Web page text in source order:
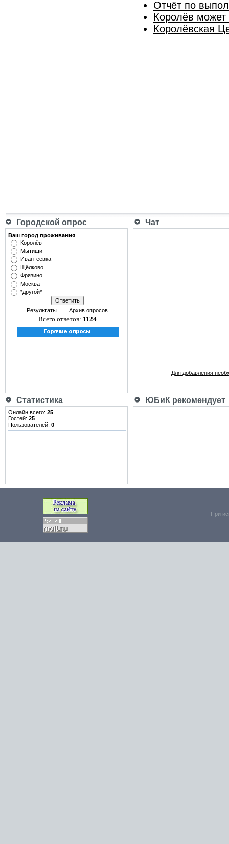
Отчёт по
Королёв может
Королёвская
Городской опрос Чат
Ваш город проживания
Королёв
Мытищи
Ивантеевка
Щёлково
Фрязино
Москва
*другой*
Результаты Архив опросов
Всего ответов: 1124
Для добавления
Статистика ЮБиК рекомендует
Онлайн всего: 25
Гостей: 25
Пользователей: 0
При